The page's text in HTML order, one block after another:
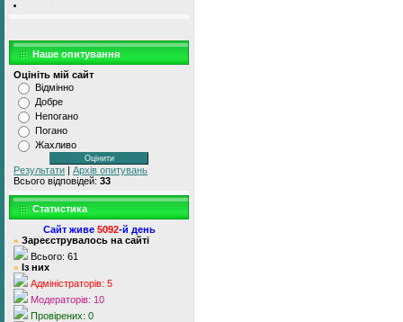
Наше опитування
Оцініть мій сайт
Відмінно
Добре
Непогано
Погано
Жахливо
Результати | Архів опитувань
Всього відповідей: 33
Статистика
Сайт живе 5092-й день
» Зареєструвалось на сайті
Всього: 61
» Із них
Адміністраторів: 5
Модераторів: 10
Провірених: 0